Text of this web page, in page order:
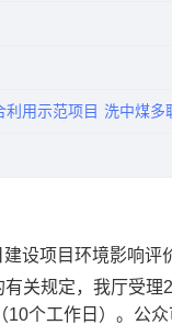
利用示范项目 洗中煤多
设项目环境影响评
关规定，我厅受理2
10个工作日）。公